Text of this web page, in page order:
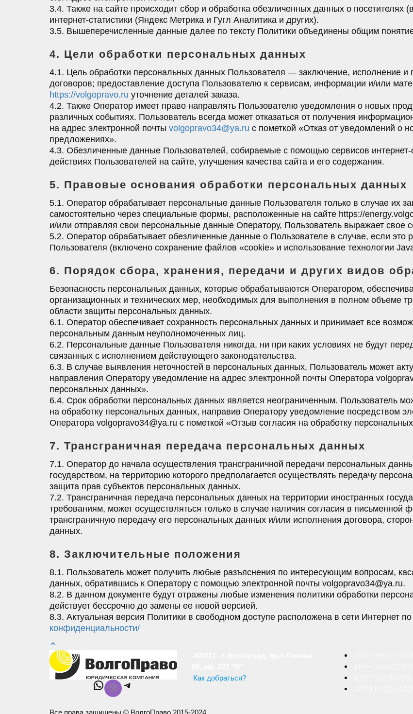
3.4. Также на сайте происходит сбор и обработка обезличенных данных о
интернет-статистики (Яндекс Метрика и Гугл Аналитика и других).
3.5. Вышеперечисленные данные далее по тексту Политики объединены общим
4. Цели обработки персональных данных
4.1. Цель обработки персональных данных Пользователя — заключение, исполнение и
договоров; предоставление доступа Пользователю к сервисам, информации и/или
https://volgopravo.ru уточнение деталей заказа.
4.2. Также Оператор имеет право направлять Пользователю уведомления о новых
различных событиях. Пользователь всегда может отказаться от получения
на адрес электронной почты volgopravo34@ya.ru с пометкой «Отказ от уведомлений о
предложениях».
4.3. Обезличенные данные Пользователей, собираемые с помощью сервисов
действиях Пользователей на сайте, улучшения качества сайта и его содержания.
5. Правовые основания обработки персональных данных
5.1. Оператор обрабатывает персональные данные Пользователя только в случае их
самостоятельно через специальные формы, расположенные на сайте https://
и/или отправляя свои персональные данные Оператору, Пользователь выражает свое
5.2. Оператор обрабатывает обезличенные данные о Пользователе в случае, если это
Пользователя (включено сохранение файлов «cookie» и использование технологии
6. Порядок сбора, хранения, передачи и других видов
Безопасность персональных данных, которые обрабатываются Оператором,
организационных и технических мер, необходимых для выполнения в полном объеме
области защиты персональных данных.
6.1. Оператор обеспечивает сохранность персональных данных и принимает все
персональным данным неуполномоченных лиц.
6.2. Персональные данные Пользователя никогда, ни при каких условиях не будут
связанных с исполнением действующего законодательства.
6.3. В случае выявления неточностей в персональных данных, Пользователь может
направления Оператору уведомление на адрес электронной почты Оператора
персональных данных».
6.4. Срок обработки персональных данных является неограниченным. Пользователь
на обработку персональных данных, направив Оператору уведомление посредством
Оператора volgopravo34@ya.ru с пометкой «Отзыв согласия на обработку
7. Трансграничная передача персональных данных
7.1. Оператор до начала осуществления трансграничной передачи персональных
государством, на территорию которого предполагается осуществлять передачу
защита прав субъектов персональных данных.
7.2. Трансграничная передача персональных данных на территории иностранных
требованиям, может осуществляться только в случае наличия согласия в письменной
трансграничную передачу его персональных данных и/или исполнения договора,
данных.
8. Заключительные положения
8.1. Пользователь может получить любые разъяснения по интересующим вопросам,
данных, обратившись к Оператору с помощью электронной почты volgopravo34@ya.ru.
8.2. В данном документе будут отражены любые изменения политики обработки
действует бессрочно до замены ее новой версией.
8.3. Актуальная версия Политики в свободном доступе расположена в сети Интернет
конфиденциальности/
WhatsAppTelegram
Как добраться?